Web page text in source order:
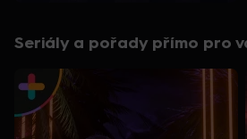
Seriály a pořady přímo pro